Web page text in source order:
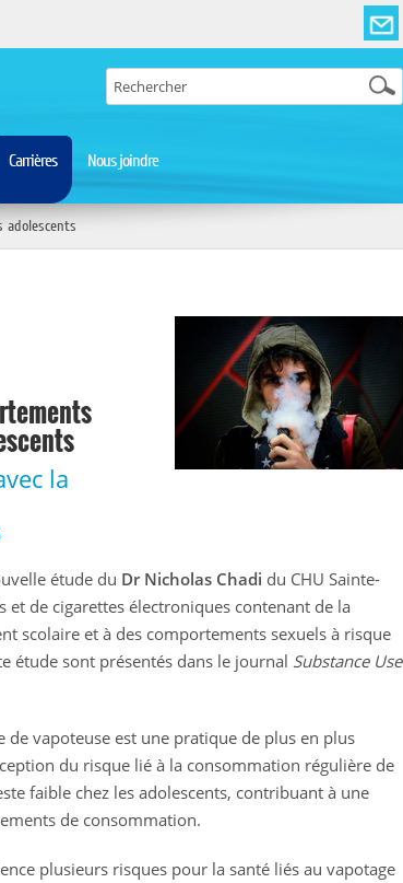
Carrières Nous joindre
adolescents
la
étude du Dr Nicholas Chadi du CHU Sainte-
et de cigarettes électroniques contenant de la
scolaire et à des comportements sexuels à risque
étude sont présentés dans le journal Substance Use
vapoteuse est une pratique de plus en plus
du risque lié à la consommation régulière de
faible chez les adolescents, contribuant à une
de consommation.
plusieurs risques pour la santé liés au vapotage